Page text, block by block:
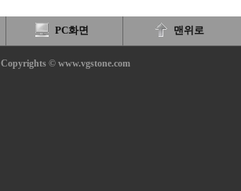
PC화면 맨위로
Copyrights © www.vgstone.com